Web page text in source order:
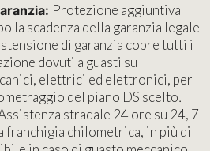
Protezione aggiuntiva
la scadenza della garanzia legale
di garanzia copre tutti i
dovuti a guasti su
elettrici ed elettronici, per
del piano DS scelto.
stradale 24 ore su 24, 7
franchigia chilometrica, in più di